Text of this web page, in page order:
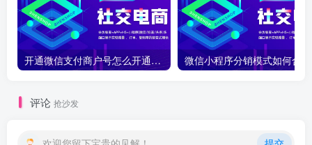
开通微信支付商户号怎么开通？开通微信支付商户号详细教程
评论 抢沙发